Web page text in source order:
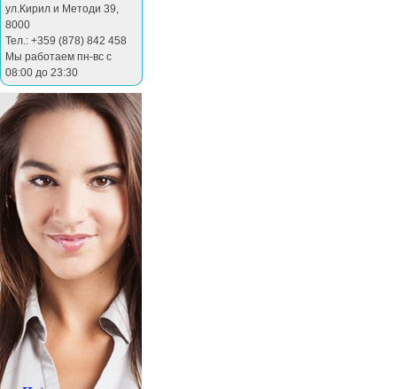
ул.Кирил и Методи 39,
8000
Тел.: +359 (878) 842 458
Мы работаем пн-вс с
08:00 до 23:30